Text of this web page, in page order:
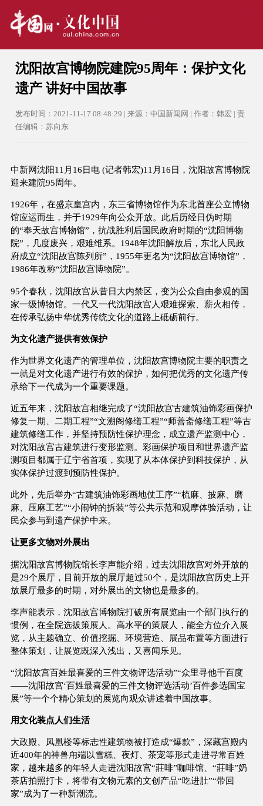
沈阳故宫博物院建院95周年：保护文化
遗产 讲好中国故事
发布时间：2021-11-17 08:48:29 | 来源：中国新闻网 | 作者：韩宏 | 责
任编辑：苏向东
中新网沈阳11月16日电 (记者韩宏)11月16日，沈阳故宫博物院
迎来建院95周年。
1926年，在盛京皇宫内，东三省博物馆作为东北首座公立博物
馆应运而生，并于1929年向公众开放。此后历经日伪时期
的“奉天故宫博物馆”，抗战胜利后国民政府时期的“沈阳博物
院”，几度废兴，艰难维系。1948年沈阳解放后，东北人民政
府成立“沈阳故宫陈列所”，1955年更名为“沈阳故宫博物馆”，
1986年改称“沈阳故宫博物院”。
95个春秋，沈阳故宫从昔日大内禁区，变为公众自由参观的国
家一级博物馆。一代又一代沈阳故宫人艰难探索、薪火相传，
在传承弘扬中华优秀传统文化的道路上砥砺前行。
为文化遗产提供有效保护
作为世界文化遗产的管理单位，沈阳故宫博物院主要的职责之
一就是对文化遗产进行有效的保护，如何把优秀的文化遗产传
承给下一代成为一个重要课题。
近五年来，沈阳故宫相继完成了“沈阳故宫古建筑油饰彩画保护
修复一期、二期工程”“文溯阁修缮工程”“师善斋修缮工程”等古
建筑修缮工作，并坚持预防性保护理念，成立遗产监测中心，
对沈阳故宫古建筑进行变形监测。彩画保护项目和世界遗产监
测项目都属于辽宁省首项，实现了从本体保护到科技保护，从
实体保护过渡到预防性保护。
此外，先后举办“古建筑油饰彩画地仗工序”“梳麻、披麻、磨
麻、压麻工艺”“小闹钟的拆装”等公共示范和观摩体验活动，让
民众参与到遗产保护中来。
让更多文物对外展出
据沈阳故宫博物院馆长李声能介绍，过去沈阳故宫对外开放的
是29个展厅，目前开放的展厅超过50个，是沈阳故宫历史上开
放展厅最多的时期，对外展出的文物也是最多的。
李声能表示，沈阳故宫博物院打破所有展览由一个部门执行的
惯例，在全院选拔策展人。高水平的策展人，能全方位介入展
览，从主题确立、价值挖掘、环境营造、展品布置等方面进行
整体策划，让展览既深入浅出，又喜闻乐见。
“沈阳故宫百姓最喜爱的三件文物评选活动”“众里寻他千百度
——沈阳故宫‘百姓最喜爱的三件文物评选活动’百件参选国宝
展”等一个个精心策划的展览向观众讲述着中国故事。
用文化装点人们生活
大政殿、凤凰楼等标志性建筑物被打造成“爆款”，深藏宫殿内
近400年的神兽甪端以雪糕、夜灯、茶宠等形式走进寻常百姓
家，越来越多的年轻人走进沈阳故宫“莊啡”咖啡馆、“莊啡”奶
茶店拍照打卡，将带有文物元素的文创产品“吃进肚”“带回
家”成为了一种新潮流。